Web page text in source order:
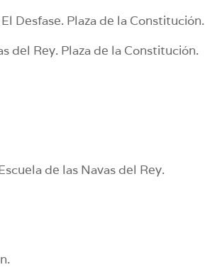
Desfase. Plaza de la Constitución.
del Rey. Plaza de la Constitución.
de las Navas del Rey.